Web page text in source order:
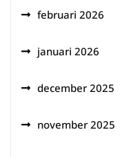
februari 2026
januari 2026
december 2025
november 2025